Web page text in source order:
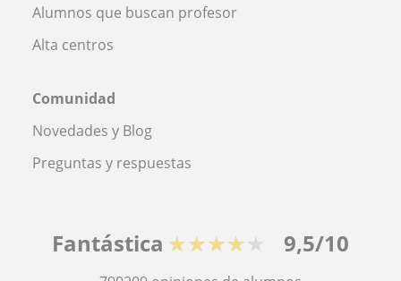
Alumnos que buscan profesor
Alta centros
Comunidad
Novedades y Blog
Preguntas y respuestas
Fantástica ★★★★★ 9,5/10